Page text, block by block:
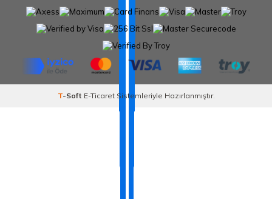
T-Soft E-TicaretSistemleriyle Hazırlanmıştır.